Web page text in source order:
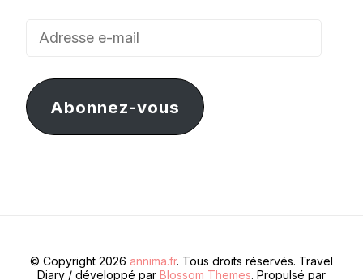
Adresse
mail
Abonnez-vous
© Copyright 2026 annima.fr. Tous droits réservés. Travel
Diary / développé par Blossom Themes. Propulsé par